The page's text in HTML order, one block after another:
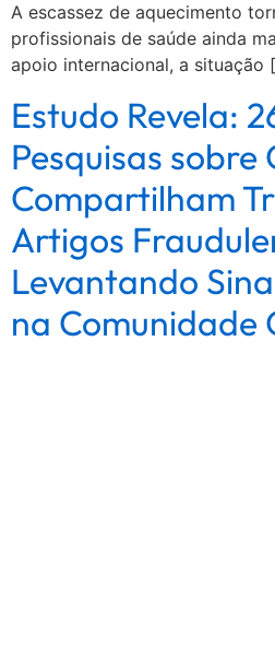
A escassez de aquecimento
profissionais de saúde ainda
apoio internacional, a situação
Estudo Revela:
Pesquisas sobre
Compartilham
Artigos
Levantando
na Comunidade